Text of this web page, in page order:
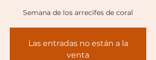
Semana de los arrecifes de coral
Las entradas no están a la
venta